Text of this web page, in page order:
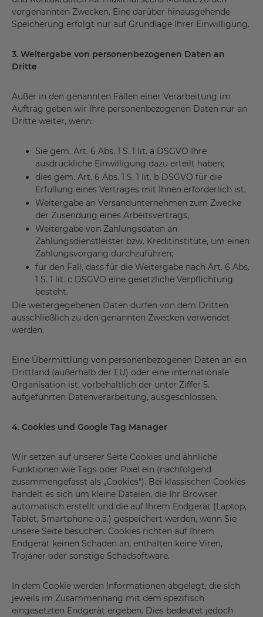
vorgenannten Zwecken. Eine darüber hinausgehende
Speicherung erfolgt nur auf Grundlage Ihrer Einwilligung.
3. Weitergabe von personenbezogenen Daten an
Dritte
Außer in den genannten Fällen einer Verarbeitung im
Auftrag geben wir Ihre personenbezogenen Daten nur an
Dritte weiter, wenn:
Sie gem. Art. 6 Abs. 1 S. 1 lit. a DSGVO Ihre
ausdrückliche Einwilligung dazu erteilt haben;
dies gem. Art. 6 Abs. 1 S. 1 lit. b DSGVO für die
Erfüllung eines Vertrages mit Ihnen erforderlich ist,
Weitergabe an Versandunternehmen zum Zwecke
der Zusendung eines Arbeitsvertrags,
Weitergabe von Zahlungsdaten an
Zahlungsdienstleister bzw. Kreditinstitute, um einen
Zahlungsvorgang durchzuführen;
für den Fall, dass für die Weitergabe nach Art. 6 Abs.
1 S. 1 lit. c DSGVO eine gesetzliche Verpflichtung
besteht.
Die weitergegebenen Daten dürfen von dem Dritten
ausschließlich zu den genannten Zwecken verwendet
werden.
Eine Übermittlung von personenbezogenen Daten an ein
Drittland (außerhalb der EU) oder eine internationale
Organisation ist, vorbehaltlich der unter Ziffer 5.
aufgeführten Datenverarbeitung, ausgeschlossen.
4. Cookies und Google Tag Manager
Wir setzen auf unserer Seite Cookies und ähnliche
Funktionen wie Tags oder Pixel ein (nachfolgend
zusammengefasst als „Cookies“). Bei klassischen Cookies
handelt es sich um kleine Dateien, die Ihr Browser
automatisch erstellt und die auf Ihrem Endgerät (Laptop,
Tablet, Smartphone o.ä.) gespeichert werden, wenn Sie
unsere Seite besuchen. Cookies richten auf Ihrem
Endgerät keinen Schaden an, enthalten keine Viren,
Trojaner oder sonstige Schadsoftware.
In dem Cookie werden Informationen abgelegt, die sich
jeweils im Zusammenhang mit dem spezifisch
eingesetzten Endgerät ergeben. Dies bedeutet jedoch